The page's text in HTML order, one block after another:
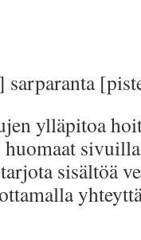
sarparanta
ylläpitoa
sisältöä